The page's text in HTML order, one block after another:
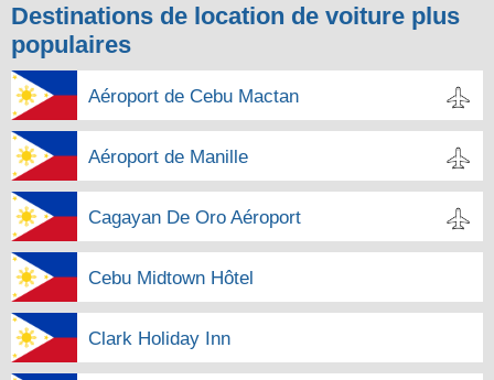
Destinations de location de voiture plus
populaires
Aéroport de Cebu Mactan
Aéroport de Manille
Cagayan De Oro Aéroport
Cebu Midtown Hôtel
Clark Holiday Inn